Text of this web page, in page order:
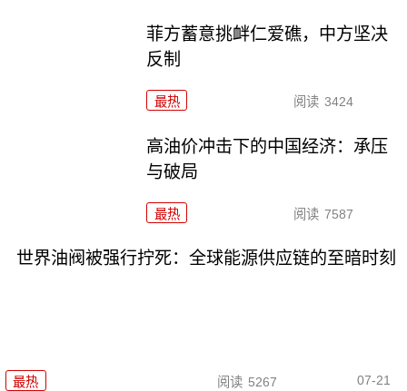
菲方蓄意挑衅仁爱礁，中方坚决
反制
最热 阅读 3424
高油价冲击下的中国经济：承压
与破局
最热 阅读 7587
世界油阀被强行拧死：全球能源供应链的至暗时刻
最热 阅读 5267 07-21